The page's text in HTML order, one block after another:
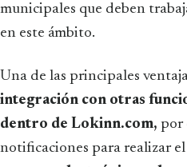
municipales que deben
en este ámbito.
Una de las principales
integración con otras
dentro de Lokinn.com, por
notificaciones para realizar el